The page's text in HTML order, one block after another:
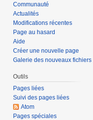
Communauté
Actualités
Modifications récentes
Page au hasard
Aide
Créer une nouvelle page
Galerie des nouveaux fichiers
Outils
Pages liées
Suivi des pages liées
Atom
Pages spéciales